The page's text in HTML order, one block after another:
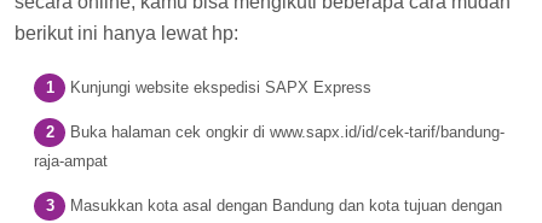
berikut ini hanya lewat hp:
Kunjungi website ekspedisi SAPX Express
Buka halaman cek ongkir di www.sapx.id/id/cek-tarif/bandung-
raja-ampat
Masukkan kota asal dengan Bandung dan kota tujuan dengan